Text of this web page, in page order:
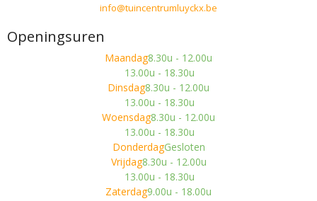
info@tuincentrumluyckx.be
Openingsuren
Maandag8.30u - 12.00u
13.00u - 18.30u
Dinsdag8.30u - 12.00u
13.00u - 18.30u
Woensdag8.30u - 12.00u
13.00u - 18.30u
DonderdagGesloten
Vrijdag8.30u - 12.00u
13.00u - 18.30u
Zaterdag9.00u - 18.00u